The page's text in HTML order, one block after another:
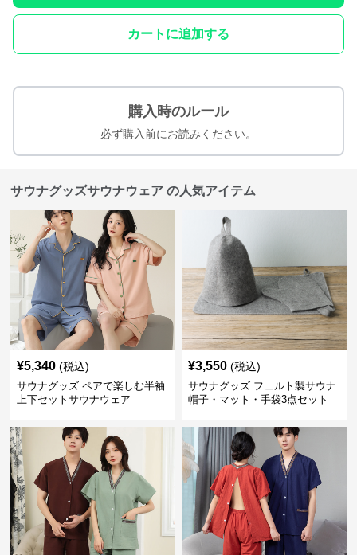
カートに追加する
購入時のルール
必ず購入前にお読みください。
サウナグッズサウナウェア の人気アイテム
¥5,340 (税込)
サウナグッズ ペアで楽しむ半袖
上下セットサウナウェア
¥3,550 (税込)
サウナグッズ フェルト製サウナ
帽子・マット・手袋3点セット